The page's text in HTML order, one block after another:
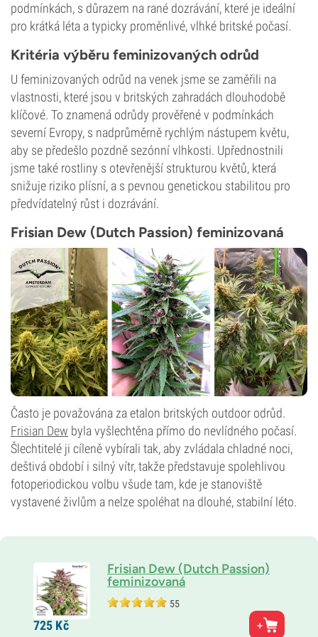
podmínkách, s důrazem na rané dozrávání, které je ideální
pro krátká léta a typicky proměnlivé, vlhké britské počasí.
Kritéria výběru feminizovaných odrůd
U feminizovaných odrůd na venek jsme se zaměřili na
vlastnosti, které jsou v britských zahradách dlouhodobě
klíčové. To znamená odrůdy prověřené v podmínkách
severní Evropy, s nadprůměrně rychlým nástupem květu,
aby se předešlo pozdně sezónní vlhkosti. Upřednostnili
jsme také rostliny s otevřenější strukturou květů, která
snižuje riziko plísní, a s pevnou genetickou stabilitou pro
předvídatelný růst i dozrávání.
Frisian Dew (Dutch Passion) feminizovaná
Často je považována za etalon britských outdoor odrůd.
Frisian Dew byla vyšlechtěna přímo do nevlídného počasí.
Šlechtitelé ji cíleně vybírali tak, aby zvládala chladné noci,
deštivá období i silný vítr, takže představuje spolehlivou
fotoperiodickou volbu všude tam, kde je stanoviště
vystavené živlům a nelze spoléhat na dlouhé, stabilní léto.
Frisian Dew (Dutch Passion)
feminizovaná
55
Rodiče
Super Skunk × Purple Star
725 Kč